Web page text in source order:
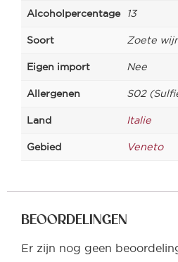
Alcoholpercentage 13
Soort Zoete
Eigen import Nee
Allergenen S02
Land Italie
Gebied Veneto
BEOORDELINGEN
Er zijn nog geen